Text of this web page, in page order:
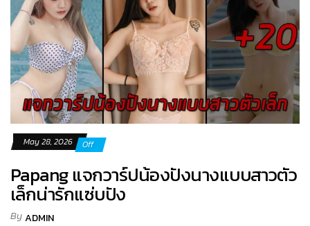
May 28, 2026 Off
Papang แจกวาร์ปน้องปังนางแบบสาวตัว
เล็กน่ารักแซ่บปัง
ByADMIN